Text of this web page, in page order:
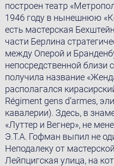
построен театр
1946 году в нынешнюю
есть мастерская
части Берлина
между Оперой и
непосредственной близи
получила название
располагался
Régiment gens d’armes,
кавалерии). Здесь, в
«Луттер и Вегнер», не
Э.Т.А. Гофман выпил не
Неподалеку от
Лейпцигская улица, на